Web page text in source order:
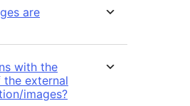
are
with the
external
images?